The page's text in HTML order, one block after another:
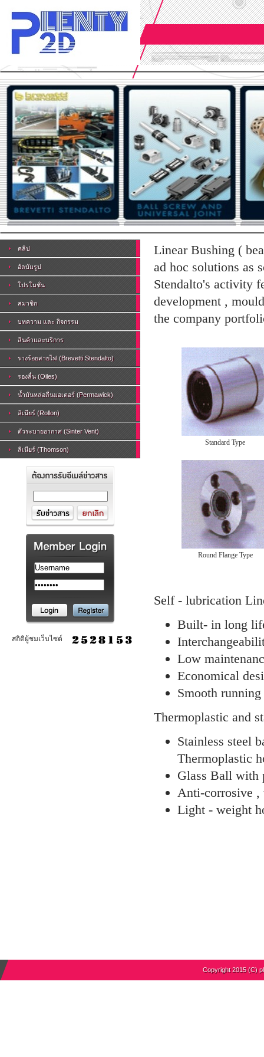
คลิป
อัลบัมรูป
โปรโมชั่น
สมาชิก
บทความ และ กิจกรรม
สินค้าและบริการ
รางร้อยสายไฟ (Brevetti Stendalto)
รองลื่น (Oiles)
น้ำมันหล่อลื่นมอเตอร์ (Permawick)
ลิเนียร์ (Rollon)
ตัวระบายอากาศ (Sinter Vent)
ลิเนียร์ (Thomson)
สถิติผู้ชมเว็บไซต์
Linear Bushing (
ad hoc solutions as
Stendalto's activity
development ,
the company
Standard Type
Round Flange Type
Self - lubrication
Built- in long
Low
Economical
Smooth
Thermoplastic and
Stainless steel
Thermoplastic
Glass Ball with
Anti-corrosive ,
Light - weight
Copyright 2015 (C)